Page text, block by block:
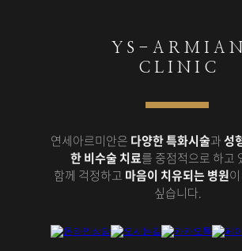
Y S - A R M I A N
C L I N I C
연세아르미안은 다양한 특화시술과성
한 비수술 치료를 중점적으로 하고
함께 걱정하고 마음이 치유되는 병원
싶습니다.